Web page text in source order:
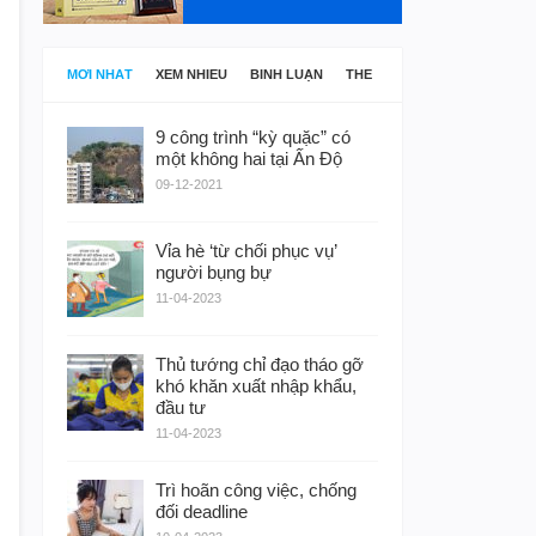
MỚI NHẤT XEM NHIỀU BÌNH LUẬN THẺ
9 công trình “kỳ quặc” có
một không hai tại Ấn Độ
09-12-2021
Vỉa hè ‘từ chối phục vụ’
người bụng bự
11-04-2023
Thủ tướng chỉ đạo tháo gỡ
khó khăn xuất nhập khẩu,
đầu tư
11-04-2023
Trì hoãn công việc, chống
đối deadline